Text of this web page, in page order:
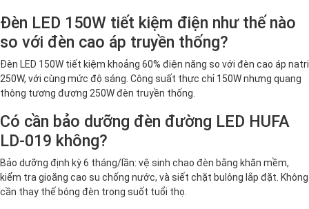
Đèn LED 150W tiết kiệm điện như thế nào
so với đèn cao áp truyền thống?
Đèn LED 150W tiết kiệm khoảng 60% điện năng so với đèn cao áp natri
250W, với cùng mức độ sáng. Công suất thực chỉ 150W nhưng quang
thông tương đương 250W đèn truyền thống.
Có cần bảo dưỡng đèn đường LED HUFA
LD-019 không?
Bảo dưỡng định kỳ 6 tháng/lần: vệ sinh chao đèn bằng khăn mềm,
kiểm tra gioăng cao su chống nước, và siết chặt bulông lắp đặt. Không
cần thay thế bóng đèn trong suốt tuổi thọ.